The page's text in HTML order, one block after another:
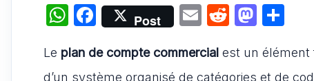
W
at
F
a
c
Post
E
ai
R
d
M
st ta
Le plan de compte commercial est un élément
d’un système organisé de catégories et de